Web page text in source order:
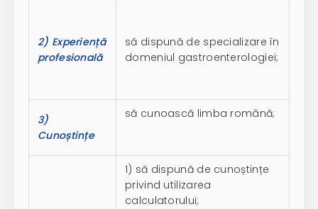
2) Experiență
profesională
să dispună de specializare în
domeniul gastroenterologiei;
3)
Cunoștințe
să cunoască limba română;
1) să dispună de cunoștințe
privind utilizarea
calculatorului;